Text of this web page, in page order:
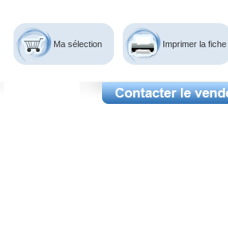
Ma sélection Imprimer la fiche